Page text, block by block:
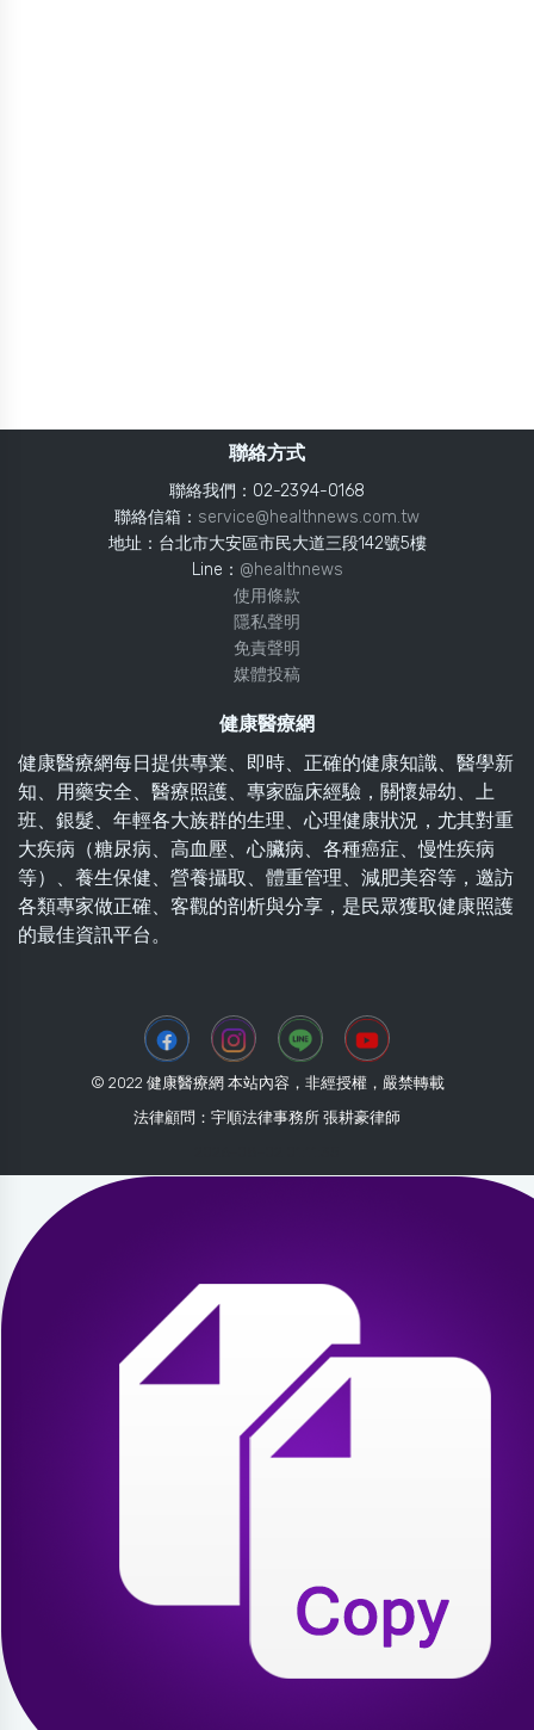
聯絡方式
聯絡我們：02-2394-0168
聯絡信箱： service@healthnews.com.tw
地址：台北市大安區市民大道三段142號5樓
Line： @healthnews
使用條款
隱私聲明
免責聲明
媒體投稿
健康醫療網
健康醫療網每日提供專業、即時、正確的健康知識、醫學新
知、用藥安全、醫療照護、專家臨床經驗，關懷婦幼、上
班、銀髮、年輕各大族群的生理、心理健康狀況，尤其對重
大疾病（糖尿病、高血壓、心臟病、各種癌症、慢性疾病
等）、養生保健、營養攝取、體重管理、減肥美容等，邀訪
各類專家做正確、客觀的剖析與分享，是民眾獲取健康照護
的最佳資訊平台。
© 2022 健康醫療網 本站內容，非經授權，嚴禁轉載
法律顧問：宇順法律事務所 張耕豪律師